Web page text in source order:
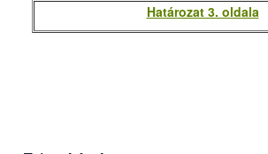
Határozat 3. oldala